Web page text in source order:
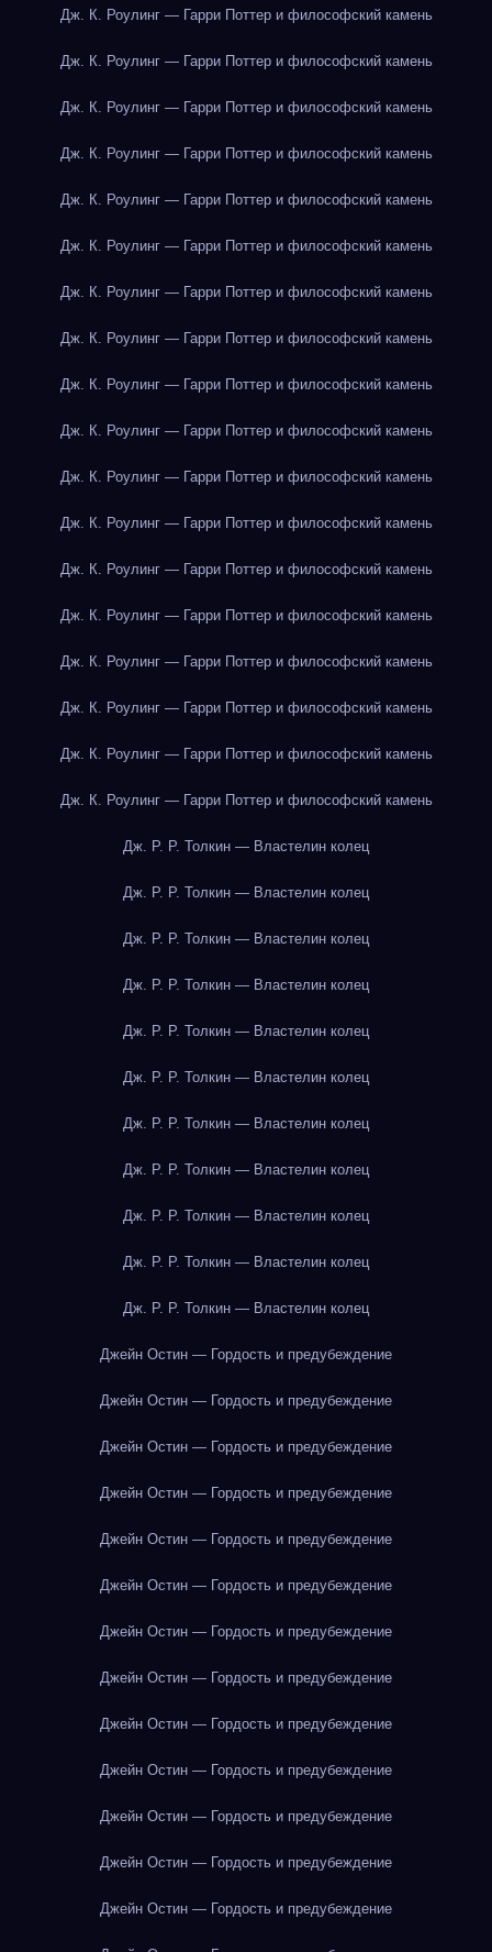
Дж. К. Роулинг — Гарри Поттер и философский камень
Дж. К. Роулинг — Гарри Поттер и философский камень
Дж. К. Роулинг — Гарри Поттер и философский камень
Дж. К. Роулинг — Гарри Поттер и философский камень
Дж. К. Роулинг — Гарри Поттер и философский камень
Дж. К. Роулинг — Гарри Поттер и философский камень
Дж. К. Роулинг — Гарри Поттер и философский камень
Дж. К. Роулинг — Гарри Поттер и философский камень
Дж. К. Роулинг — Гарри Поттер и философский камень
Дж. К. Роулинг — Гарри Поттер и философский камень
Дж. К. Роулинг — Гарри Поттер и философский камень
Дж. К. Роулинг — Гарри Поттер и философский камень
Дж. К. Роулинг — Гарри Поттер и философский камень
Дж. К. Роулинг — Гарри Поттер и философский камень
Дж. К. Роулинг — Гарри Поттер и философский камень
Дж. К. Роулинг — Гарри Поттер и философский камень
Дж. К. Роулинг — Гарри Поттер и философский камень
Дж. К. Роулинг — Гарри Поттер и философский камень
Дж. Р. Р. Толкин — Властелин колец
Дж. Р. Р. Толкин — Властелин колец
Дж. Р. Р. Толкин — Властелин колец
Дж. Р. Р. Толкин — Властелин колец
Дж. Р. Р. Толкин — Властелин колец
Дж. Р. Р. Толкин — Властелин колец
Дж. Р. Р. Толкин — Властелин колец
Дж. Р. Р. Толкин — Властелин колец
Дж. Р. Р. Толкин — Властелин колец
Дж. Р. Р. Толкин — Властелин колец
Дж. Р. Р. Толкин — Властелин колец
Джейн Остин — Гордость и предубеждение
Джейн Остин — Гордость и предубеждение
Джейн Остин — Гордость и предубеждение
Джейн Остин — Гордость и предубеждение
Джейн Остин — Гордость и предубеждение
Джейн Остин — Гордость и предубеждение
Джейн Остин — Гордость и предубеждение
Джейн Остин — Гордость и предубеждение
Джейн Остин — Гордость и предубеждение
Джейн Остин — Гордость и предубеждение
Джейн Остин — Гордость и предубеждение
Джейн Остин — Гордость и предубеждение
Джейн Остин — Гордость и предубеждение